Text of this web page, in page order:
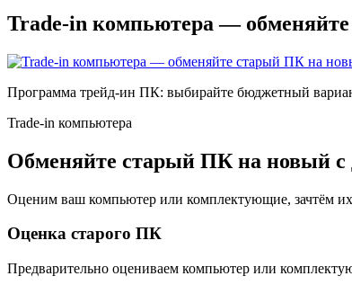
Trade-in компьютера —
Программа трейд-ин ПК: выбирайте бюджетный
Trade-in компьютера
Обменяйте старый ПК на новый с
Оценим ваш компьютер или комплектующие, зачтём
Оценка старого ПК
Предварительно оцениваем компьютер или